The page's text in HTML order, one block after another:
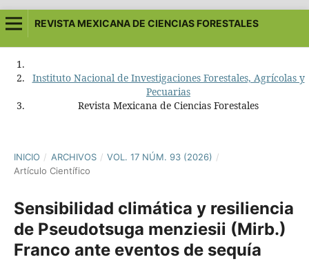
REVISTA MEXICANA DE CIENCIAS FORESTALES
Instituto Nacional de Investigaciones Forestales, Agrícolas y
Pecuarias
Revista Mexicana de Ciencias Forestales
INICIO / ARCHIVOS / VOL. 17 NÚM. 93 (2026) /
Artículo Científico
Sensibilidad climática y resiliencia
de Pseudotsuga menziesii (Mirb.)
Franco ante eventos de sequía